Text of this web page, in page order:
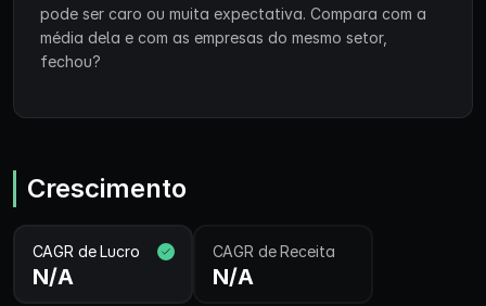
pode ser caro ou muita expectativa. Compara com a
média dela e com as empresas do mesmo setor,
fechou?
Crescimento
CAGR de Lucro
N/A
CAGR de Receita
N/A